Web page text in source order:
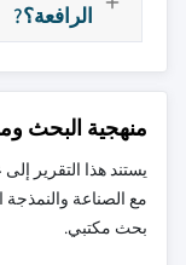
الرافعة؟?
منهجية البحث
يستند هذا التقرير
مع الصناعة
بحث مكتبي.